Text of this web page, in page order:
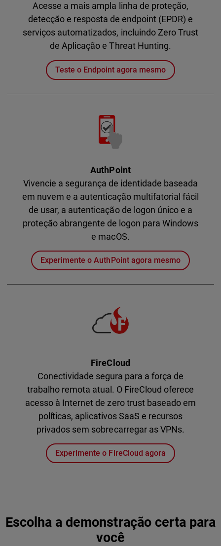
Acesse a mais ampla linha de proteção,
detecção e resposta de endpoint (EPDR) e
serviços automatizados, incluindo Zero Trust
de Aplicação e Threat Hunting.
Teste o Endpoint agora mesmo
AuthPoint
Vivencie a segurança de identidade baseada
em nuvem e a autenticação multifatorial fácil
de usar, a autenticação de logon único e a
proteção abrangente de logon para Windows
e macOS.
Experimente o AuthPoint agora mesmo
FireCloud
Conectividade segura para a força de
trabalho remota atual. O FireCloud oferece
acesso à Internet de zero trust baseado em
políticas, aplicativos SaaS e recursos
privados sem sobrecarregar as VPNs.
Experimente o FireCloud agora
Escolha a demonstração certa para
você